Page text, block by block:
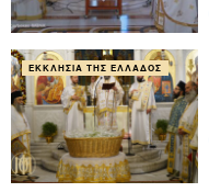
ΕΚΚΛΗΣΊΑ ΤΗΣ ΕΛΛΆΔΟΣ